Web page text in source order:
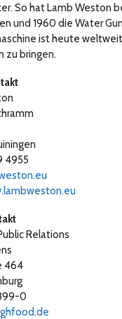
So hat Lamb Weston
und 1960 die Water
ist heute
zu bringen.
4955
Relations
464
0